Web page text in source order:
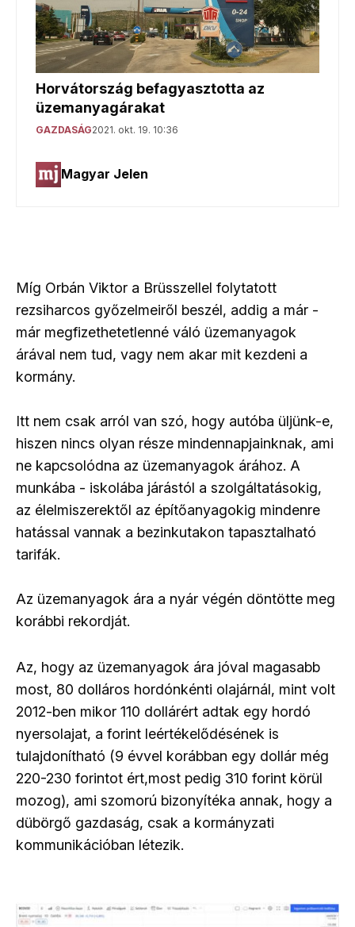
Míg Orbán Viktor a Brüsszellel folytatott
rezsiharcos győzelmeiről beszél, addig a már -
már megfizethetetlenné váló üzemanyagok
árával nem tud, vagy nem akar mit kezdeni a
kormány.
Itt nem csak arról van szó, hogy autóba üljünk-e,
hiszen nincs olyan része mindennapjainknak, ami
ne kapcsolódna az üzemanyagok árához. A
munkába - iskolába járástól a szolgáltatásokig,
az élelmiszerektől az építőanyagokig mindenre
hatással vannak a bezinkutakon tapasztalható
tarifák.
Az üzemanyagok ára a nyár végén döntötte meg
korábbi rekordját.
Az, hogy az üzemanyagok ára jóval magasabb
most, 80 dolláros hordónkénti olajárnál, mint volt
2012-ben mikor 110 dollárért adtak egy hordó
nyersolajat, a forint leértékelődésének is
tulajdonítható (9 évvel korábban egy dollár még
220-230 forintot ért,most pedig 310 forint körül
mozog), ami szomorú bizonyítéka annak, hogy a
dübörgő gazdaság, csak a kormányzati
kommunikációban létezik.